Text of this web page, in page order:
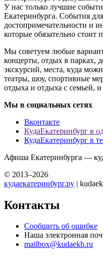
У нас только лучшие
Екатеринбурга. События
достопримечательности и
которые обязательно стоит
Мы советуем любые
концерты, отдых в парках,
экскурсий, места, куда
театры, шоу, спортивные
отдыха и отдыха с семьей,
Мы в социальных сетях
Вконтакте
КудаЕкатеринбург в
КудаЕкатеринбург в
Афиша Екатеринбурга —
© 2013–2026
кудаекатеринбург.ру |
Контакты
Сообщить об ошибке
Наша электронная
mailbox@kudaekb.ru